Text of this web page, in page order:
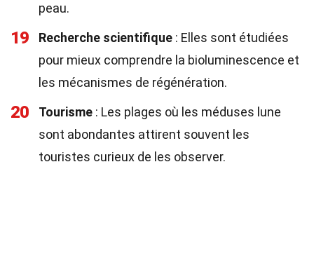
peau.
19 Recherche scientifique : Elles sont étudiées
pour mieux comprendre la bioluminescence et
les mécanismes de régénération.
20 Tourisme : Les plages où les méduses lune
sont abondantes attirent souvent les
touristes curieux de les observer.